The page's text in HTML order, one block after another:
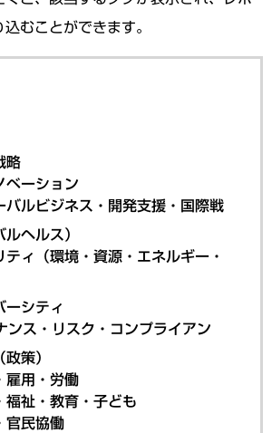
むことができます。
略
ベーション
バルビジネス・開発支援・国際戦
ヘルス）
ティ（環境・資源・エネルギー・
ーシティ
ンス・リスク・コンプライアン
策）
雇用・労働
福祉・教育・子ども
官民協働